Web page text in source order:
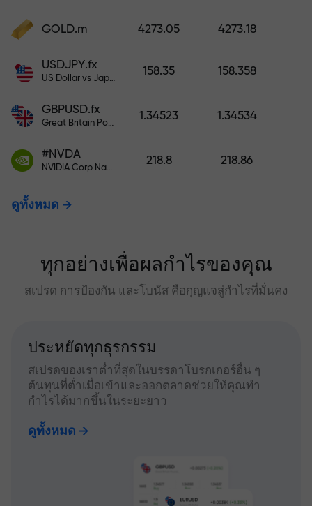
GOLD.m 4273.05 4273.18
USDJPY.fx
US Dollar vs Japanese Yen
158.35 158.358
GBPUSD.fx
Great Britain Pound vs US Dollar
1.34523 1.34534
#NVDA
NVIDIA Corp Nasdaq Stock Exchange (Nasdaq) USD
218.8 218.86
ดูทั้งหมด
ทุกอย่างเพื่อผลกำไรของคุณ
สเปรด การป้องกัน และโบนัส คือกุญแจสู่กำไรที่มั่นคง
ประหยัดทุกธุรกรรม
สเปรดของเราต่ำที่สุดในบรรดาโบรกเกอร์อื่น ๆ
ต้นทุนที่ต่ำเมื่อเข้าและออกตลาดช่วยให้คุณทำ
กำไรได้มากขึ้นในระยะยาว
ดูทั้งหมด